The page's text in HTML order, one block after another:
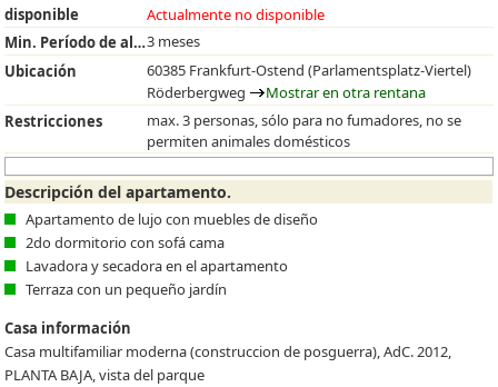
disponible
Actualmente no disponible
Min. Período de alquiler3 meses
Ubicación
60385 Frankfurt-Ostend (Parlamentsplatz-Viertel)
Röderbergweg
Mostrar en otra rentana
Restricciones
max. 3 personas, sólo para no fumadores, no se
permiten animales domésticos
Descripción del apartamento.
Apartamento de lujo con muebles de diseño
2do dormitorio con sofá cama
Lavadora y secadora en el apartamento
Terraza con un pequeño jardín
Casa información
Casa multifamiliar moderna (construccion de posguerra), AdC. 2012,
PLANTA BAJA, vista del parque